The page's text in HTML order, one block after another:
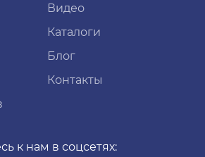
Видео
Каталоги
Блог
Контакты
к нам в соцсетях: